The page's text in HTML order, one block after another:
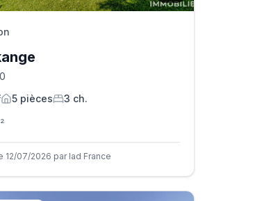
5 pièces 3 ch.
12/07/2026 par Iad France